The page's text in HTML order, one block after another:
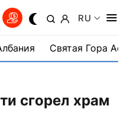
RU
Святая Гора
сгорел храм